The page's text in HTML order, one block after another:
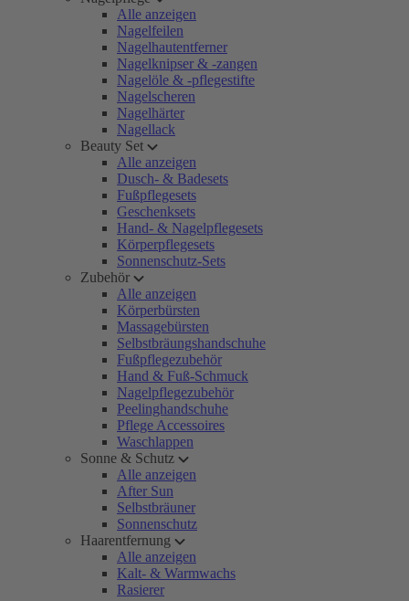
Alle anzeigen
Nagelfeilen
Nagelhautentferner
Nagelknipser & -zangen
Nagelöle & -pflegestifte
Nagelscheren
Nagelhärter
Nagellack
Beauty Set
Alle anzeigen
Dusch- & Badesets
Fußpflegesets
Geschenksets
Hand- & Nagelpflegesets
Körperpflegesets
Sonnenschutz-Sets
Zubehör
Alle anzeigen
Körperbürsten
Massagebürsten
Selbstbräungshandschuhe
Fußpflegezubehör
Hand & Fuß-Schmuck
Nagelpflegezubehör
Peelinghandschuhe
Pflege Accessoires
Waschlappen
Sonne & Schutz
Alle anzeigen
After Sun
Selbstbräuner
Sonnenschutz
Haarentfernung
Alle anzeigen
Kalt- & Warmwachs
Rasierer